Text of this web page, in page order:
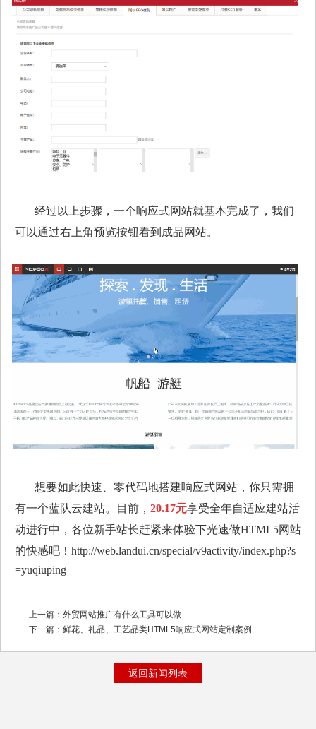
经过以上步骤，一个响应式网站就基本完成了，我们
可以通过右上角预览按钮看到成品网站。
想要如此快速、零代码地搭建响应式网站，你只需拥
有一个蓝队云建站。目前， 20.17元享受全年自适应建站活
动进行中，各位新手站长赶紧来体验下光速做HTML5网站
的快感吧！ http://web.landui.cn/special/v9activity/index.php?s
=yuqiuping
上一篇： 外贸网站推广有什么工具可以做
下一篇： 鲜花、礼品、工艺品类HTML5响应式网站定制案例
返回新闻列表